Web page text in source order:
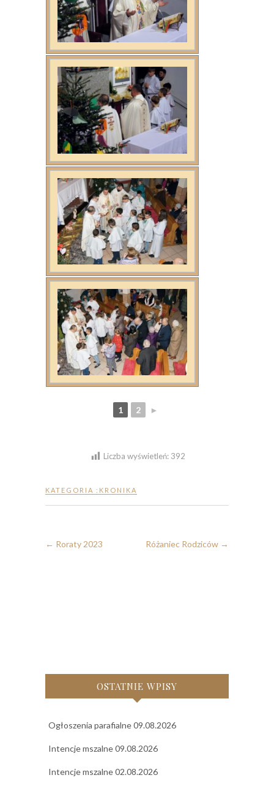
1 2 ►
Liczba wyświetleń: 392
KATEGORIA : KRONIKA
← Roraty 2023 Różaniec Rodziców →
OSTATNIE WPISY
Ogłoszenia parafialne 09.08.2026
Intencje mszalne 09.08.2026
Intencje mszalne 02.08.2026